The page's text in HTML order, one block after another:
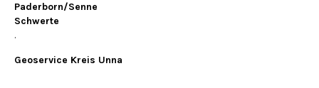
Paderborn/Senne
Schwerte
.
Geoservice Kreis Unna